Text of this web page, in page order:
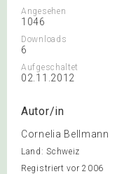
Angesehen
1046
Downloads
6
Aufgeschaltet
02.11.2012
Autor/in
Cornelia Bellmann
Land: Schweiz
Registriert vor 2006